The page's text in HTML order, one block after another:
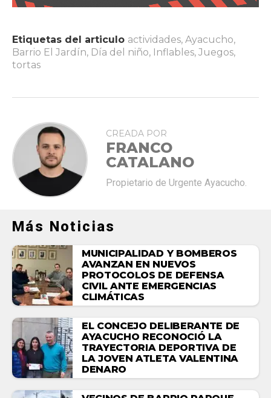
Etiquetas del articulo actividades, Ayacucho,
Barrio El Jardín, Día del niño, Inflables, Juegos,
tortas
CREADA POR
FRANCO
CATALANO
Propietario de Urgente Ayacucho.
Más Noticias
MUNICIPALIDAD Y BOMBEROS
AVANZAN EN NUEVOS
PROTOCOLOS DE DEFENSA
CIVIL ANTE EMERGENCIAS
CLIMÁTICAS
EL CONCEJO DELIBERANTE DE
AYACUCHO RECONOCIÓ LA
TRAYECTORIA DEPORTIVA DE
LA JOVEN ATLETA VALENTINA
DENARO